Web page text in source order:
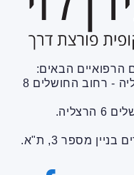
הרפואיים הבאים:
פגישות ייעוץ - מדיקל סנטר הרצליה - רחוב החושלים 8
מספר 3, ת"א.